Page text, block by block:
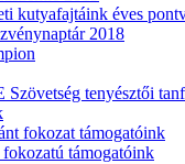
kutyafajtáink éves
2018
Szövetség tenyésztői
fokozat támogatóink
támogatóink